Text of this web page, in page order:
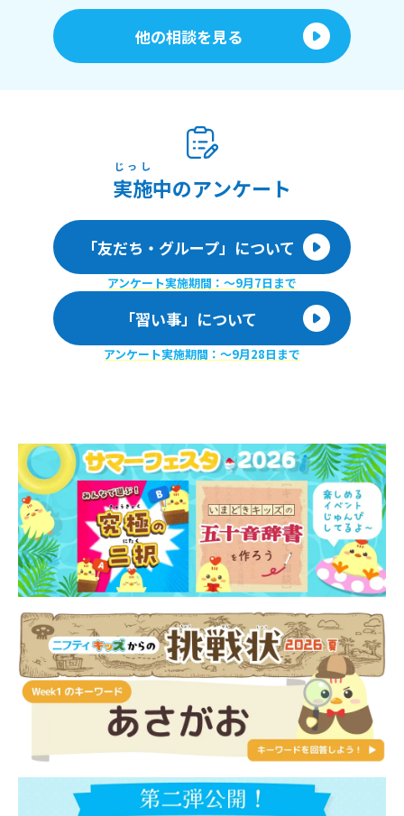
他の相談を見る
実施
じっし
中のアンケート
「友だち・グループ」について
アンケート実施期間：〜9月7日まで
「習い事」について
アンケート実施期間：〜9月28日まで